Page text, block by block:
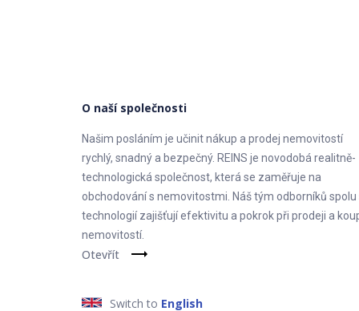
WC: Závěsné WC (Geberit)
Svítidla: Stropní svítidlo kruhové 40cm
DALŠÍ VÝBAVA BYTU
Okna: Plastová se žaluziemi
Topení: Centrální
O naší společnosti
Našim posláním je učinit nákup a prodej nemovitostí
rychlý, snadný a bezpečný. REINS je novodobá realitně-
technologická společnost, která se zaměřuje na
obchodování s nemovitostmi. Náš tým odborníků spolu
technologií zajišťují efektivitu a pokrok při prodeji a
nemovitostí.
Otevřít
Switch to English